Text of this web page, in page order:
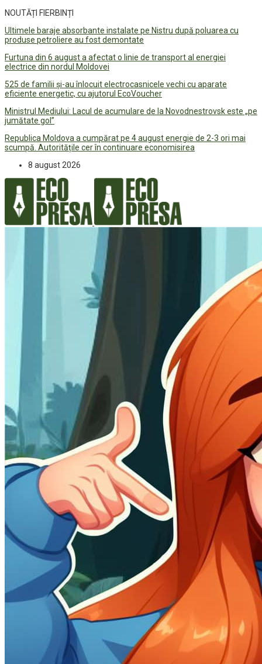
NOUTĂȚI FIERBINȚI
Ultimele baraje absorbante instalate pe Nistru după poluarea cu
produse petroliere au fost demontate
Furtuna din 6 august a afectat o linie de transport al energiei
electrice din nordul Moldovei
525 de familii și-au înlocuit electrocasnicele vechi cu aparate
eficiente energetic, cu ajutorul EcoVoucher
Ministrul Mediului: Lacul de acumulare de la Novodnestrovsk este „pe
jumătate gol”
Republica Moldova a cumpărat pe 4 august energie de 2-3 ori mai
scumpă. Autoritățile cer în continuare economisirea
8 august 2026